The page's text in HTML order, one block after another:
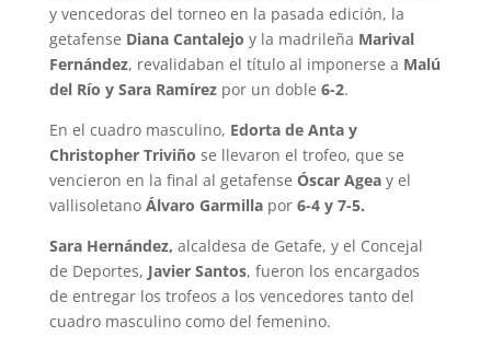
y vencedoras del torneo en la pasada edición, la
getafense Diana Cantalejo y la madrileña Marival
Fernández, revalidaban el título al imponerse a Malú
del Río y Sara Ramírez por un doble 6-2.
En el cuadro masculino, Edorta de Anta y
Christopher Triviño se llevaron el trofeo, que se
vencieron en la final al getafense Óscar Ageay el
vallisoletano Álvaro Garmillapor 6-4 y 7-5.
Sara Hernández, alcaldesa de Getafe, y el Concejal
de Deportes, Javier Santos, fueron los encargados
de entregar los trofeos a los vencedores tanto del
cuadro masculino como del femenino.